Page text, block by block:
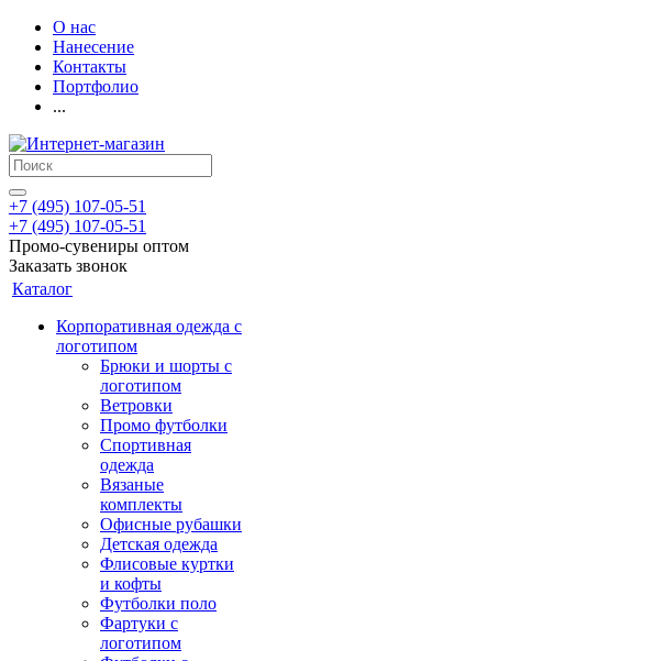
О нас
Нанесение
Контакты
Портфолио
...
+7 (495) 107-05-51
+7 (495) 107-05-51
Промо-сувениры оптом
Заказать звонок
Каталог
Корпоративная одежда с
логотипом
Брюки и шорты с
логотипом
Ветровки
Промо футболки
Спортивная
одежда
Вязаные
комплекты
Офисные рубашки
Детская одежда
Флисовые куртки
и кофты
Футболки поло
Фартуки с
логотипом